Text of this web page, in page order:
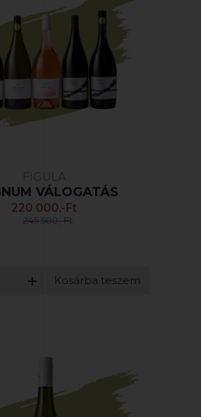
FIGULA
VÁLOGATÁS
220 000,-Ft
245 500,-Ft
Kosárba teszem